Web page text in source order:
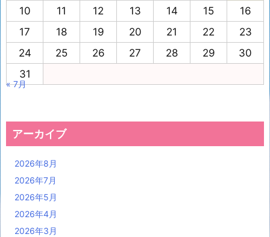
10
11 12 13 14 15
16
17
18 19 20 21 22
23
24
25 26 27 28 29
30
31
« 7月
アーカイブ
2026年8月
2026年7月
2026年5月
2026年4月
2026年3月